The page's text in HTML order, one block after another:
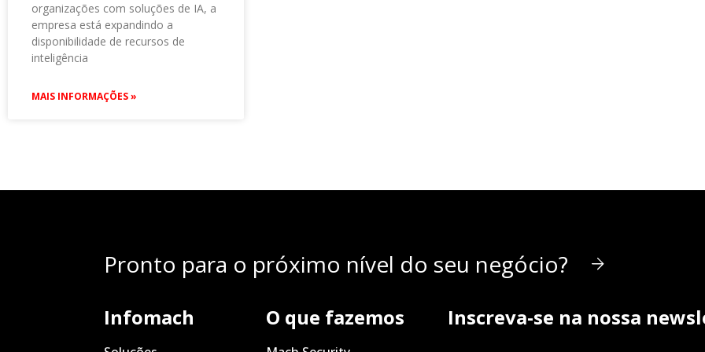
organizações com soluções de IA, a
empresa está expandindo a
disponibilidade de recursos de
inteligência
MAIS INFORMAÇÕES »
Pronto para o próximo nível do seu negócio?
Infomach O que fazemos Inscreva-se na nossa